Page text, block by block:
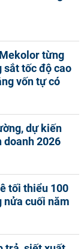
từng
sắt tốc độ cao
vốn tự có
dự kiến
doanh 2026
tối thiểu 100
nửa cuối năm